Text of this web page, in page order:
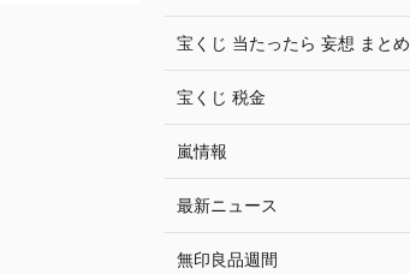
宝くじ 当たったら 妄想 まとめ
宝くじ 税金
嵐情報
最新ニュース
無印良品週間